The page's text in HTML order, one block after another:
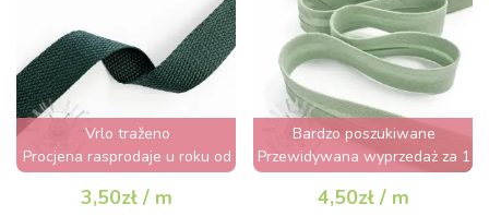
Vrlo traženo
Procjena rasprodaje u roku od
3,50zł / m
Bardzo poszukiwane
Przewidywana wyprzedaż za 1
4,50zł / m